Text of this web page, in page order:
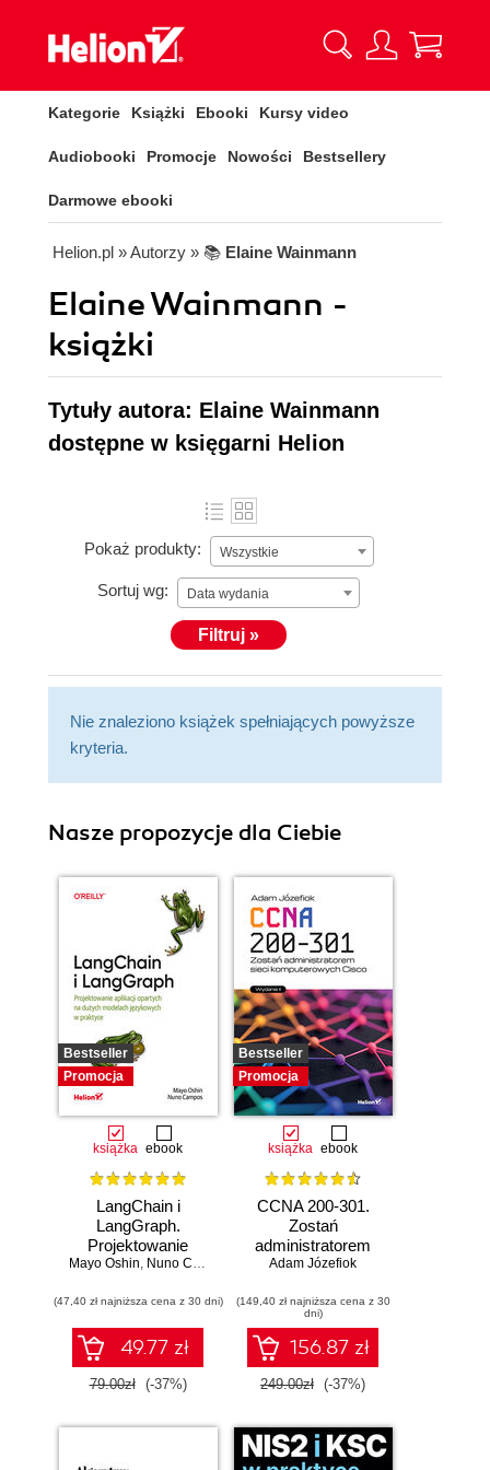
Kategorie Książki Ebooki Kursy video
Audiobooki Promocje Nowości Bestsellery
Darmowe ebooki
Helion.pl » Autorzy » 📚 Elaine Wainmann
Elaine Wainmann -
książki
Tytuły autora: Elaine Wainmann
dostępne w księgarni Helion
Pokaż produkty: Wszystkie
Sortuj wg: Data wydania
Filtruj »
Nie znaleziono książek spełniających powyższe
kryteria.
Nasze propozycje dla Ciebie
Bestseller
Promocja
książka ebook
LangChain i
LangGraph.
Projektowanie
aplikacji opartych
modelach
językowych w
praktyce
Mayo Oshin, Nuno Campos
(47,40 zł najniższa cena z 30 dni)
49.77 zł
79.00zł (-37%)
Bestseller
Promocja
książka ebook
CCNA 200-301.
Zostań
administratorem
sieci
Cisco. Wydanie II
Adam Józefiok
(149,40 zł najniższa cena z 30
dni)
156.87 zł
249.00zł (-37%)